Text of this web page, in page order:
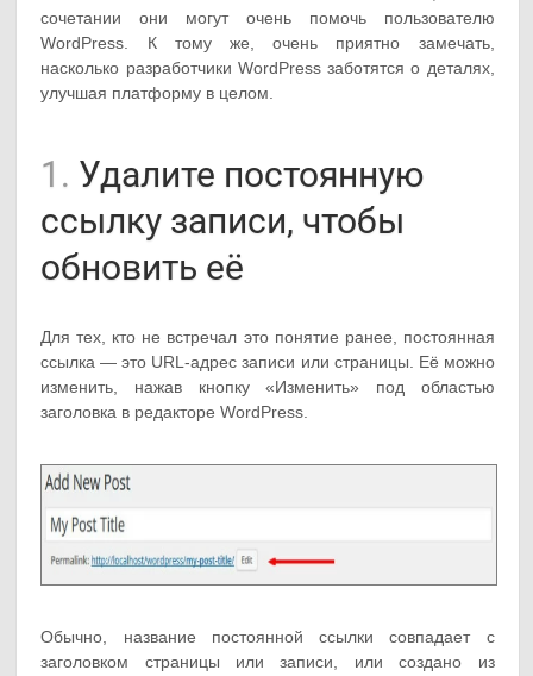
сочетании они могут очень помочь пользователю
WordPress. К тому же, очень приятно замечать,
насколько разработчики WordPress заботятся о деталях,
улучшая платформу в целом.
1. Удалите постоянную
ссылку записи, чтобы
обновить её
Для тех, кто не встречал это понятие ранее, постоянная
ссылка — это URL-адрес записи или страницы. Её можно
изменить, нажав кнопку «Изменить» под областью
заголовка в редакторе WordPress.
Обычно, название постоянной ссылки совпадает с
заголовком страницы или записи, или создано из